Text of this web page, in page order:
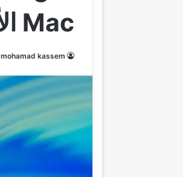
Mac الأصلي الذي يستحقه
mohamad kassem